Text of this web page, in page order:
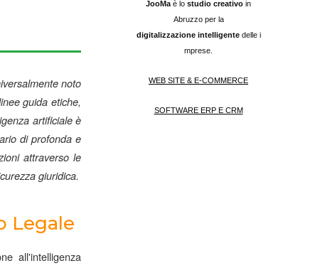
noto
guida etiche,
artificiale è
di profonda e
attraverso le
giuridica.
Legale
all'intelligenza
​JooMa è lo studio creativo in
Abruzzo per la
digitalizzazione intelligente delle i
mprese.
WEB SITE & E-COMMERCE
SOFTWARE ERP E CRM